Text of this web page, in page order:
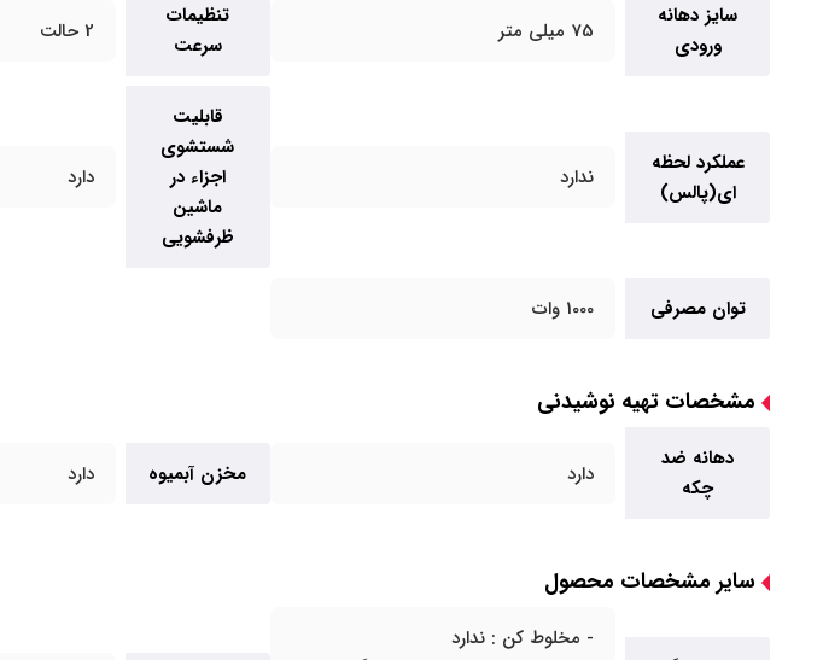
سایز دهانه
ورودی
75 میلی متر
تنظیمات
سرعت
2 حالت
عملکرد لحظه
ای(پالس)
ندارد
قابلیت
شستشوی
اجزاء در
ماشین
ظرفشویی
دارد
توان مصرفی 1000 وات
مشخصات تهیه نوشیدنی
دهانه ضد
چکه
دارد مخزن آبمیوه دارد
سایر مشخصات محصول
- مخلوط کن : ندارد